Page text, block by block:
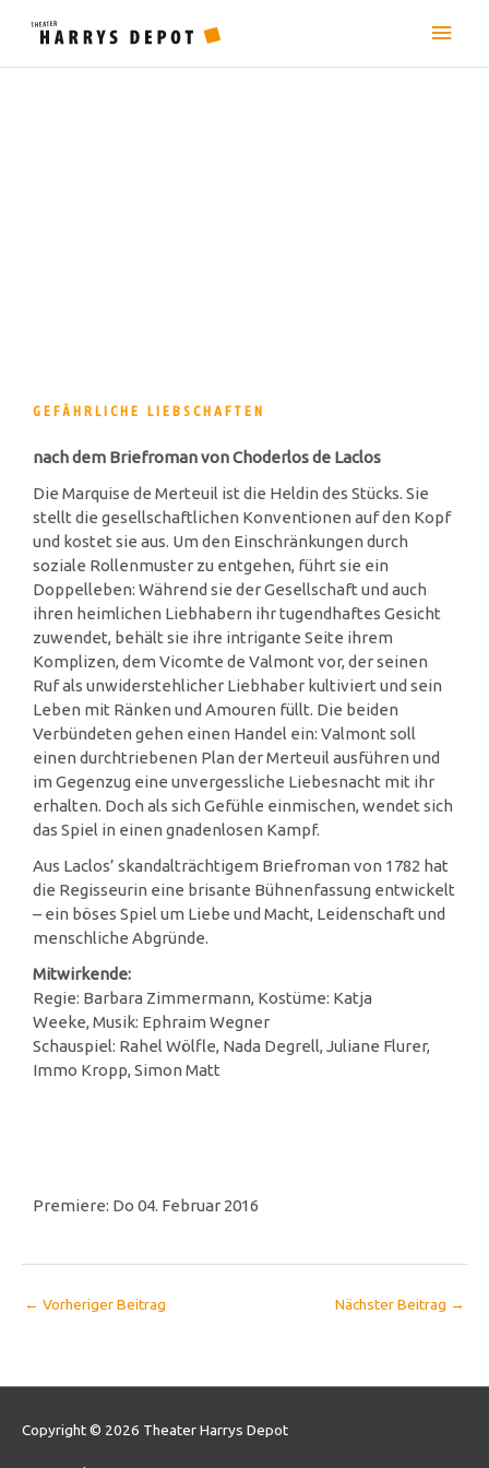
Inhalt
GEFÄHRLICHE LIEBSCHAFTEN
nach dem Briefroman von Choderlos de Laclos
Die Marquise de Merteuil ist die Heldin des Stücks. Sie
stellt die gesellschaftlichen Konventionen auf den Kopf
und kostet sie aus. Um den Einschränkungen durch
soziale Rollenmuster zu entgehen, führt sie ein
Doppelleben: Während sie der Gesellschaft und auch
ihren heimlichen Liebhabern ihr tugendhaftes Gesicht
zuwendet, behält sie ihre intrigante Seite ihrem
Komplizen, dem Vicomte de Valmont vor, der seinen
Ruf als unwiderstehlicher Liebhaber kultiviert und sein
Leben mit Ränken und Amouren füllt. Die beiden
Verbündeten gehen einen Handel ein: Valmont soll
einen durchtriebenen Plan der Merteuil ausführen und
im Gegenzug eine unvergessliche Liebesnacht mit ihr
erhalten. Doch als sich Gefühle einmischen, wendet sich
das Spiel in einen gnadenlosen Kampf.
Aus Laclos’ skandalträchtigem Briefroman von 1782 hat
die Regisseurin eine brisante Bühnenfassung entwickelt
– ein böses Spiel um Liebe und Macht, Leidenschaft und
menschliche Abgründe.
Mitwirkende:
Regie: Barbara Zimmermann, Kostüme: Katja
Weeke, Musik: Ephraim Wegner
Schauspiel: Rahel Wölfle, Nada Degrell, Juliane Flurer,
Immo Kropp, Simon Matt
Premiere: Do 04. Februar 2016
← Vorheriger Beitrag Nächster Beitrag →
Copyright © 2026 Theater Harrys Depot